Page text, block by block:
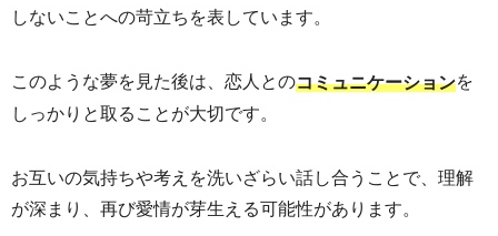
しないことへの苛立ちを表しています。
このような夢を見た後は、恋人とのコミュニケーションを
しっかりと取ることが大切です。
お互いの気持ちや考えを洗いざらい話し合うことで、理解
が深まり、再び愛情が芽生える可能性があります。